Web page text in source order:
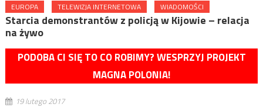
EUROPA TELEWIZJA INTERNETOWA WIADOMOŚCI
Starcia demonstrantów z policją w Kijowie – relacja
na żywo
PODOBA CI SIĘ TO CO ROBIMY? WESPRZYJ PROJEKT
MAGNA POLONIA!
19 lutego 2017